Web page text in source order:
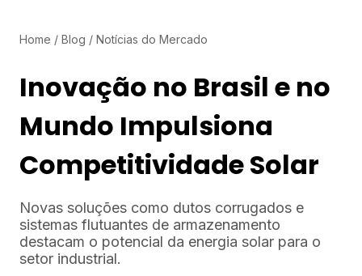
Home / Blog / Notícias do Mercado
Inovação no Brasil e no
Mundo Impulsiona
Competitividade Solar
Novas soluções como dutos corrugados e
sistemas flutuantes de armazenamento
destacam o potencial da energia solar para o
setor industrial.